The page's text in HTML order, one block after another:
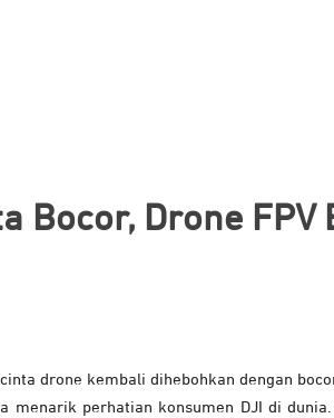
Bocor, Drone
drone kembali dihebohkan dengan
menarik perhatian konsumen DJI di dunia.